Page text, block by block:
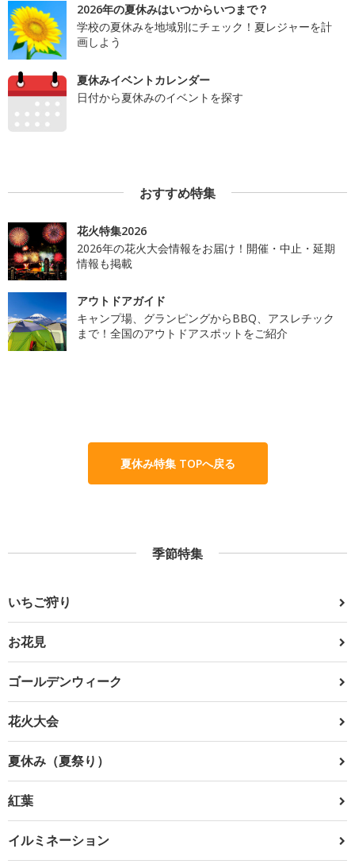
2026年の夏休みはいつからいつまで？
学校の夏休みを地域別にチェック！夏レジャーを計
画しよう
夏休みイベントカレンダー
日付から夏休みのイベントを探す
おすすめ特集
花火特集2026
2026年の花火大会情報をお届け！開催・中止・延期
情報も掲載
アウトドアガイド
キャンプ場、グランピングからBBQ、アスレチック
まで！全国のアウトドアスポットをご紹介
夏休み特集 TOPへ戻る
季節特集
いちご狩り
お花見
ゴールデンウィーク
花火大会
夏休み（夏祭り）
紅葉
イルミネーション